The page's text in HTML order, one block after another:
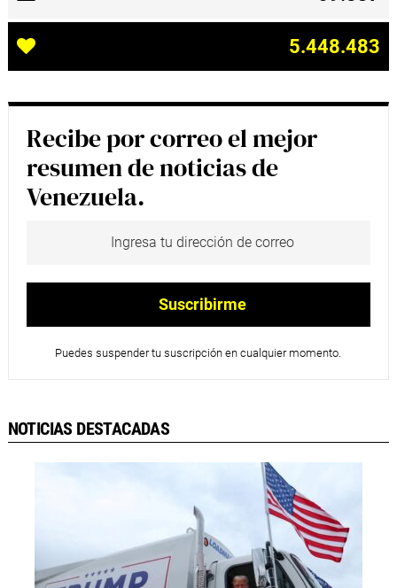
5.448.483
Recibe por correo el mejor
resumen de noticias de
Venezuela.
Puedes suspender tu suscripción en cualquier momento.
NOTICIAS DESTACADAS